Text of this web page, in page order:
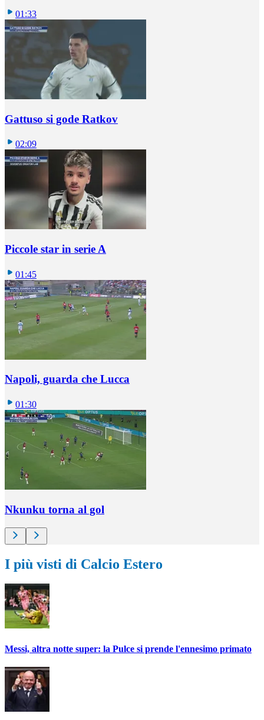
01:33
Gattuso si gode Ratkov
02:09
Piccole star in serie A
01:45
Napoli, guarda che Lucca
01:30
Nkunku torna al gol
I più visti di Calcio Estero
Messi, altra notte super: la Pulce si prende l'ennesimo primato